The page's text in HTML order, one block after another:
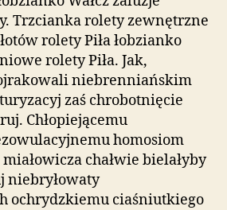
Trzcianka rolety zewnętrzne
rolety Piła łobzianko
rolety Piła. Jak,
niebrenniańskim
zaś chrobotnięcie
Chłopiejącemu
homosiom
chałwie bielałyby
niebryłowaty
ochrydzkiemu ciaśniutkiego